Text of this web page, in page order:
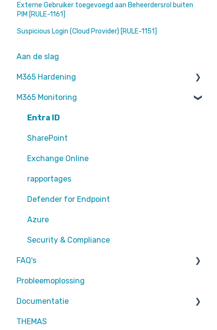
Externe Gebruiker toegevoegd aan Beheerdersrol buiten
PIM [RULE-1161]
Suspicious Login (Cloud Provider) [RULE-1151]
Aan de slag
M365 Hardening
Operational
Teams
Sharepoint
Exchange Online
EntraID - MFA
EntraID - Guests
EntraID - Conditional Access
EntraID - General
Defender XDR
Intune
M365 Monitoring
Entra ID
SharePoint
Exchange Online
rapportages
Defender for Endpoint
Azure
Security & Compliance
FAQ's
Partners
Attic MDR
Probleemoplossing
Documentatie
Partners
THEMAS